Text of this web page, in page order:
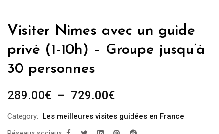
Visiter Nimes avec un guide
privé (1-10h) – Groupe jusqu’à
30 personnes
289.00€ – 729.00€Plage
prix :
Category:
Les meilleures visites guidées en France